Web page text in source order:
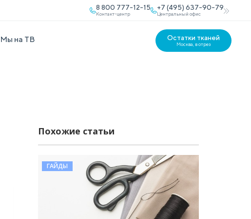
8 800 777-12-15
Контакт-центр
+7 (495) 637-90-79
Центральный офис
Мы на ТВ Остатки тканей
Москва, в отрез
Похожие статьи
ГАЙДЫ